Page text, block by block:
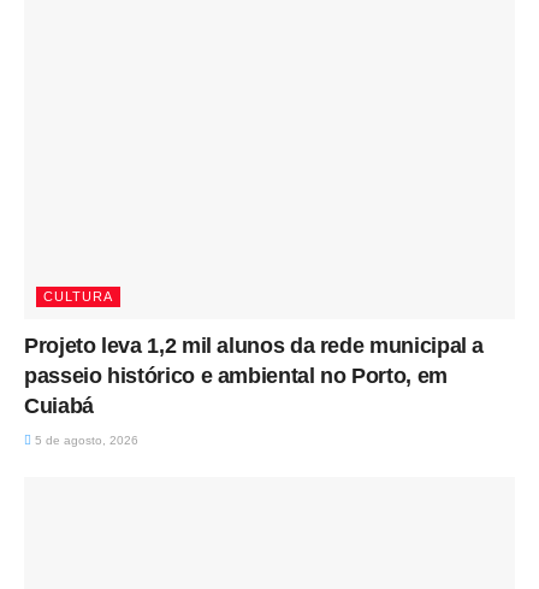
CULTURA
Projeto leva 1,2 mil alunos da rede municipal a
passeio histórico e ambiental no Porto, em
Cuiabá
5 de agosto, 2026